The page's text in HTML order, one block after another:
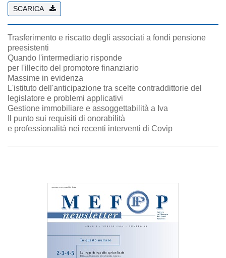
SCARICA
Trasferimento e riscatto degli associati a fondi pensione
preesistenti
Quando l'intermediario risponde
per l'illecito del promotore finanziario
Massime in evidenza
L'istituto dell'anticipazione tra scelte contraddittorie del
legislatore e problemi applicativi
Gestione immobiliare e assoggettabilità a Iva
Il punto sui requisiti di onorabilità
e professionalità nei recenti interventi di Covip